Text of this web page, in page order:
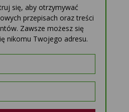
się, aby otrzymywać
przepisach oraz treści
Zawsze możesz się
nikomu Twojego adresu.